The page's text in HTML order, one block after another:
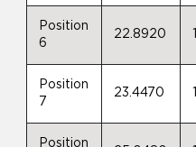
Position
6
22.8920
Position
7
23.4470
Position